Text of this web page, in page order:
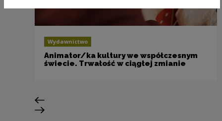
Wydawnictwo
Animator/ka kultury we współczesnym
świecie. Trwałość w ciągłej zmianie
Poprzedni slajd
Następny slajd